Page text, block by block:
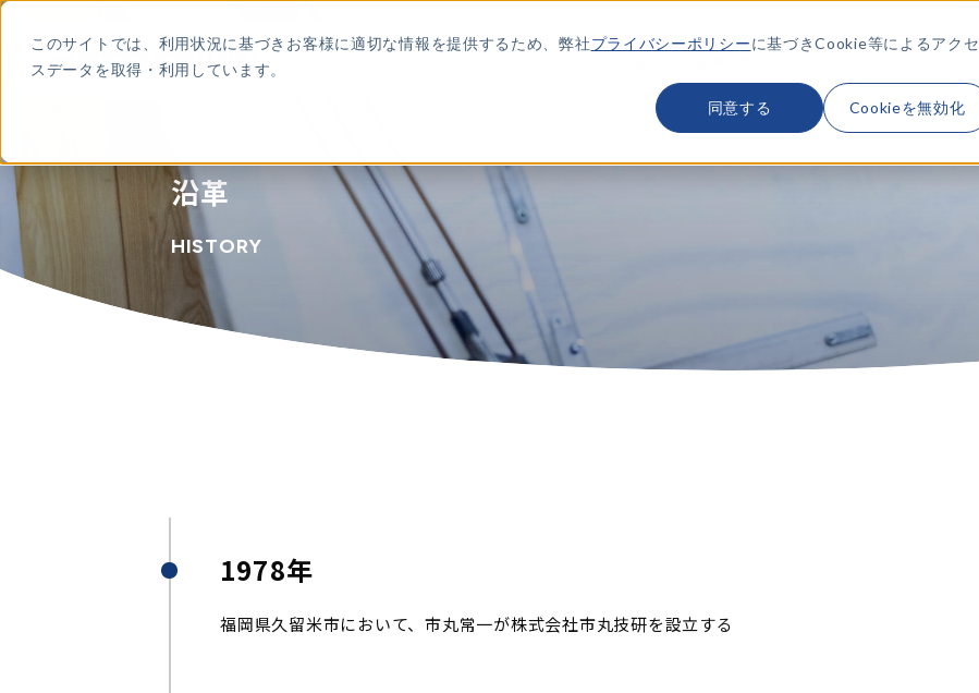
このサイトでは、利用状況に基づきお客様に適切な情報を提供するため、弊社プライバシーポリシーに基づきCookie等によるアクセ
スデータを取得・利用しています。
同意する Cookieを無効化
文
ス
沿革
HISTORY
1978年
福岡県久留米市において、市丸常一が株式会社市丸技研を設立する